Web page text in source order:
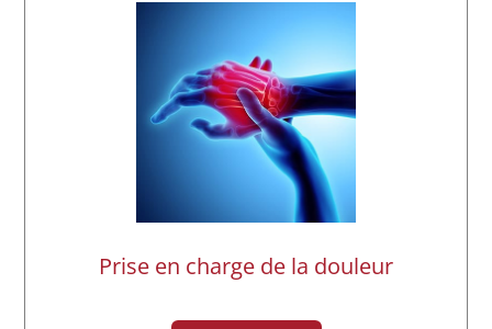
Prise en charge de la douleur